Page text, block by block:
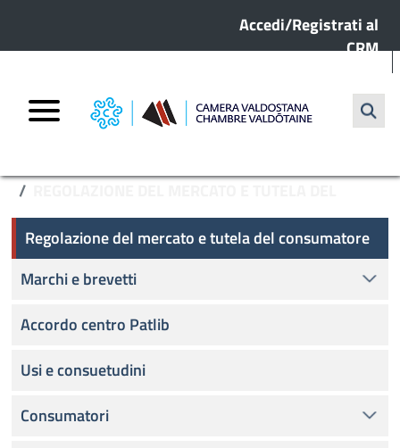
Menu profilo utente
Accedi/Registrati al
CRM
Cerca
CONSUMATORE
Regolazione del mercato e tutela del
Regolazione del mercato e tutela del consumatore
Marchi e brevetti
Accordo centro Patlib
Usi e consuetudini
Consumatori